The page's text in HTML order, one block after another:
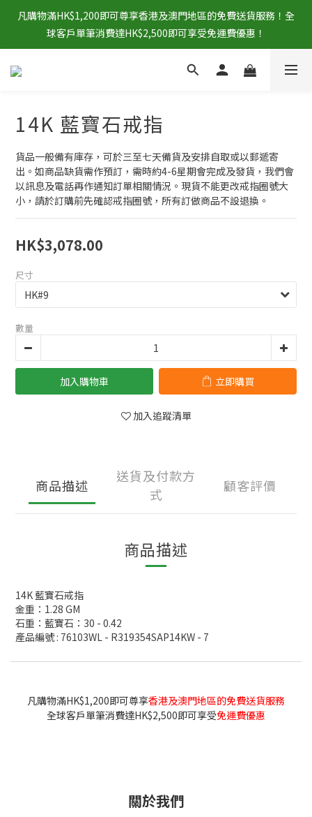
凡購物滿HK$1,200即可尊享香港及澳門地區的免費送貨服務！全
球客戶單筆消費達HK$2,500即可享受免運費優惠！
14K 藍寶石戒指
貨品一般備有庫存，可於三至七天備貨及安排自取或以郵遞寄
出。如商品缺貨需作預訂，需時約4-6星期會完成及發貨，我們會
以訊息及電話再作通知訂單相關情況。現貨不能更改戒指圈號大
小，請於訂購前先確認戒指圈號，所有訂做商品不設退換。
HK$3,078.00
尺寸
數量
加入購物車 立即購買
加入追蹤清單
商品描述
送貨及付款方
式
顧客評價
商品描述
14K 藍寶石戒指
金重：1.28 GM
石重：藍寶石：30 - 0.42
產品編號 : 76103WL - R319354SAP14KW - 7
凡購物滿HK$1,200即可尊享香港及澳門地區的免費送貨服務
全球客戶單筆消費達HK$2,500即可享受免運費優惠
關於我們